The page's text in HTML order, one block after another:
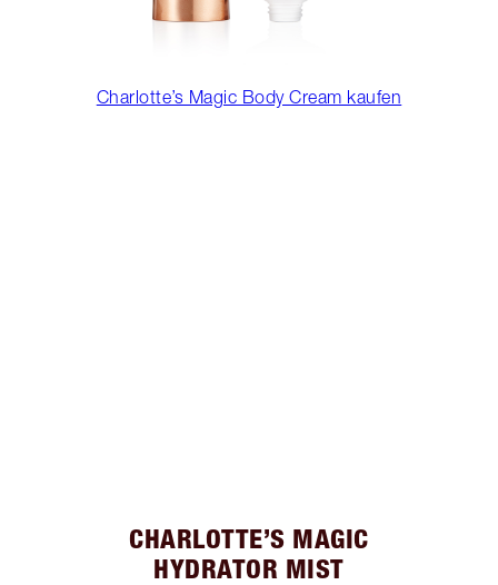
Charlotte’s Magic Body Cream kaufen
CHARLOTTE’S MAGIC
HYDRATOR MIST